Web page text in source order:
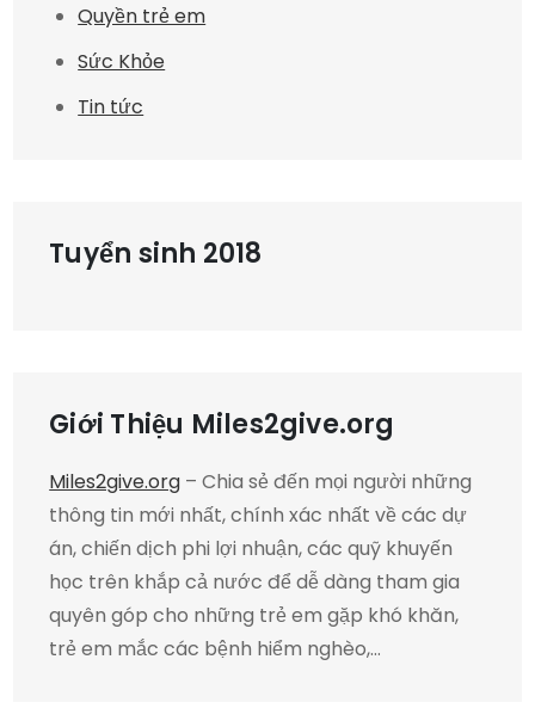
Quyền trẻ em
Sức Khỏe
Tin tức
Tuyển sinh 2018
Giới Thiệu Miles2give.org
Miles2give.org – Chia sẻ đến mọi người những
thông tin mới nhất, chính xác nhất về các dự
án, chiến dịch phi lợi nhuận, các quỹ khuyến
học trên khắp cả nước để dễ dàng tham gia
quyên góp cho những trẻ em gặp khó khăn,
trẻ em mắc các bệnh hiểm nghèo,…